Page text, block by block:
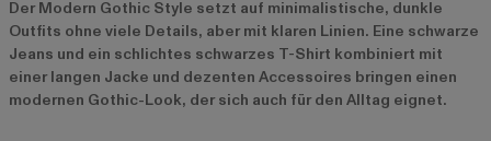
Der Modern Gothic Style setzt auf minimalistische, dunkle
Outfits ohne viele Details, aber mit klaren Linien. Eine schwarze
Jeans und ein schlichtes schwarzes T-Shirt kombiniert mit
einer langen Jacke und dezenten Accessoires bringen einen
modernen Gothic-Look, der sich auch für den Alltag eignet.